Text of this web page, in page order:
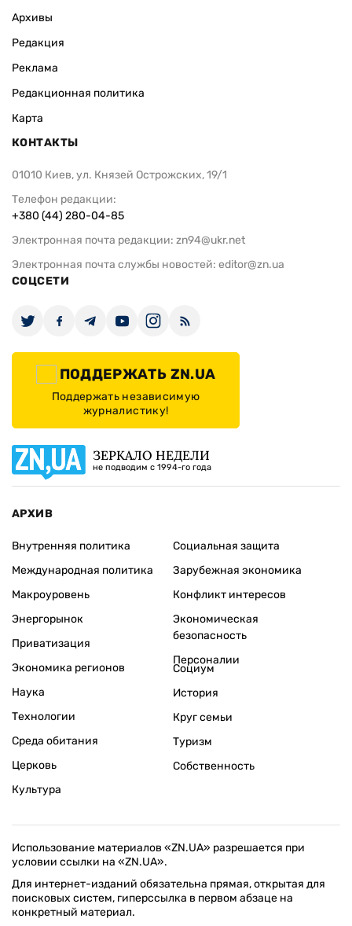
Архивы
Редакция
Реклама
Редакционная политика
Карта
КОНТАКТЫ
01010 Киев, ул. Князей Острожских, 19/1
Телефон редакции:
+380 (44) 280-04-85
Электронная почта редакции: zn94@ukr.net
Электронная почта службы новостей: editor@zn.ua
СОЦСЕТИ
ПОДДЕРЖАТЬ ZN.UA
Поддержать независимую
журналистику!
ЗЕРКАЛО НЕДЕЛИ
не подводим с 1994-го года
АРХИВ
Внутренняя политика
Международная политика
Макроуровень
Энергорынок
Приватизация
Экономика регионов
Социальная защита
Зарубежная экономика
Конфликт интересов
Экономическая
безопасность
Персоналии
Наука
Технологии
Среда обитания
Церковь
Культура
Социум
История
Круг семьи
Туризм
Собственность
Использование материалов «ZN.UA» разрешается при
условии ссылки на «ZN.UA».
Для интернет-изданий обязательна прямая, открытая для
поисковых систем, гиперссылка в первом абзаце на
конкретный материал.